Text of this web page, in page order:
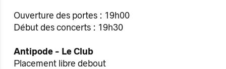
Ouverture des portes : 19h00
Début des concerts : 19h30
Antipode - Le Club
Placement libre debout